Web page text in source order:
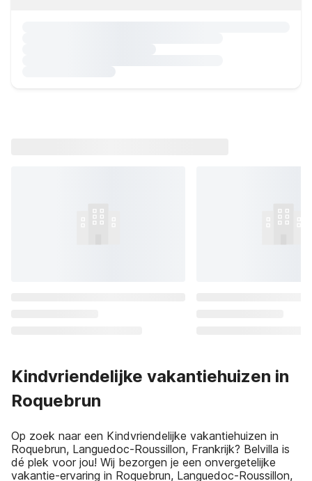
Kindvriendelijke vakantiehuizen in
Roquebrun
Op zoek naar een Kindvriendelijke vakantiehuizen in
Roquebrun, Languedoc-Roussillon, Frankrijk? Belvilla is
dé plek voor jou! Wij bezorgen je een onvergetelijke
vakantie-ervaring in Roquebrun, Languedoc-Roussillon,